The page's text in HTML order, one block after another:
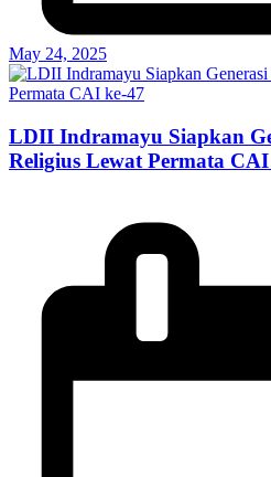
May 24, 2025
LDII Indramayu Siapkan
Religius Lewat Permata CAI